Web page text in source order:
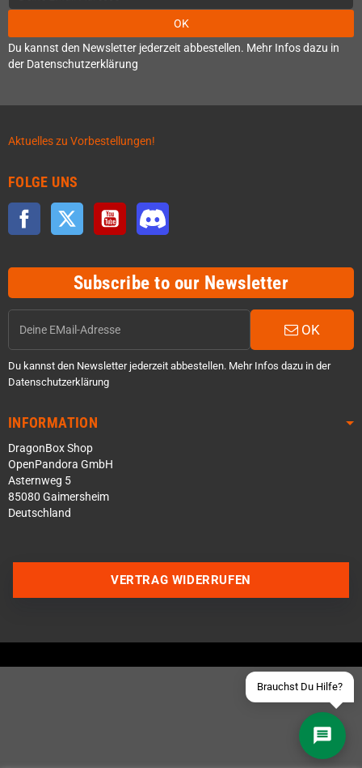
OK
Du kannst den Newsletter jederzeit abbestellen. Mehr Infos dazu in
der Datenschutzerklärung
Aktuelles zu Vorbestellungen!
FOLGE UNS
Facebook Twitter YouTube
Subscribe to our Newsletter
OK
Du kannst den Newsletter jederzeit abbestellen. Mehr Infos dazu in der
Datenschutzerklärung
INFORMATION
DragonBox Shop
OpenPandora GmbH
Asternweg 5
85080 Gaimersheim
Deutschland
Schick uns eine eMail
VERTRAG WIDERRUFEN